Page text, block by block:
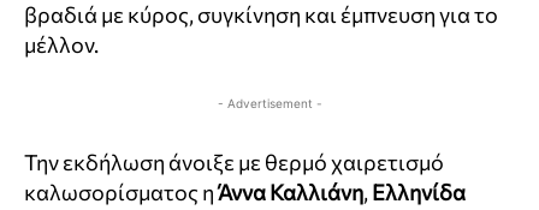
βραδιά με κύρος, συγκίνηση και έμπνευση για το
μέλλον.
- Advertisement -
Την εκδήλωση άνοιξε με θερμό χαιρετισμό
καλωσορίσματος ηΆννα Καλλιάνη, Ελληνίδα